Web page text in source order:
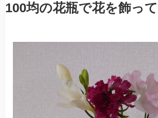
100均の花瓶で花を飾っ